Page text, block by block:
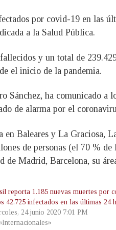
por covid-19 en las
a la Salud Pública.
y un total de
el inicio de la pandemia.
Sánchez, ha comunicado a
de alarma por el
Baleares y La Graciosa,
de personas (el 70 %
de Madrid, Barcelona, su
reporta 1.185 nuevas muertes por
42.725 infectados en las últimas 24
24 junio 2020 7:01 PM